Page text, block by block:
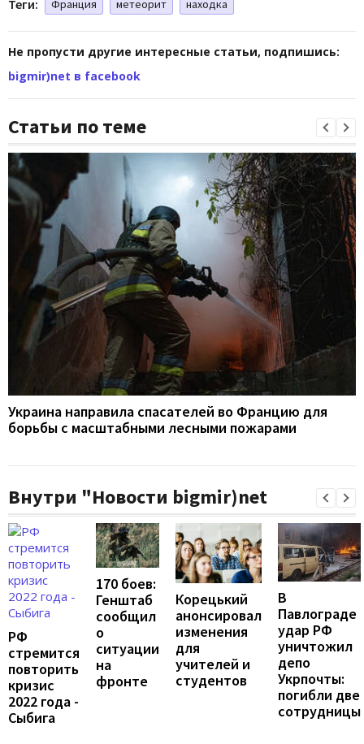
Теги: Франция метеорит находка
Не пропусти другие интересные статьи, подпишись:
bigmir)net в facebook
Статьи по теме
Украина направила спасателей во Францию для
борьбы с масштабными лесными пожарами
Внутри "Новости bigmir)net
РФ
стремится
повторить
кризис
2022 года -
Сыбига
170 боев:
Генштаб
сообщил
о
ситуации
на
фронте
Корецький
анонсировал
изменения
для
учителей и
студентов
В
Павлограде
удар РФ
уничтожил
депо
Укрпочты:
погибли две
сотрудницы